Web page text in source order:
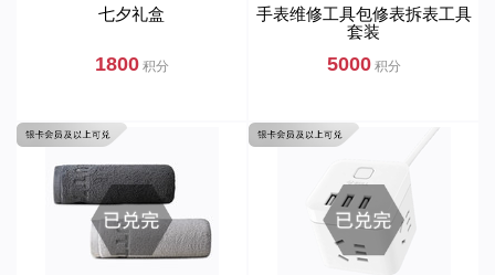
七夕礼盒
1800积分
手表维修工具包修表拆表工具
套装
5000积分